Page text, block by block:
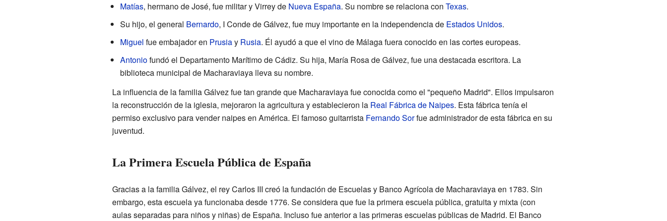
Matías, hermano de José, fue militar y Virrey de Nueva España. Su nombre se relaciona con Texas.
Su hijo, el general Bernardo, I Conde de Gálvez, fue muy importante en la independencia de Estados Unidos.
Miguel fue embajador en Prusiay Rusia. Él ayudó a que el vino de Málaga fuera conocido en las cortes europeas.
Antoniofundó el Departamento Marítimo de Cádiz. Su hija, María Rosa de Gálvez, fue una destacada escritora. La
biblioteca municipal de Macharaviaya lleva su nombre.
La influencia de la familia Gálvez fue tan grande que Macharaviaya fue conocida como el "pequeño Madrid". Ellos impulsaron
la reconstrucción de la iglesia, mejoraron la agricultura y establecieron la Real Fábrica de Naipes. Esta fábrica tenía el
permiso exclusivo para vender naipes en América. El famoso guitarrista Fernando Sorfue administrador de esta fábrica en su
juventud.
La Primera Escuela Pública de España
Gracias a la familia Gálvez, el rey Carlos III creó la fundación de Escuelas y Banco Agrícola de Macharaviaya en 1783. Sin
embargo, esta escuela ya funcionaba desde 1776. Se considera que fue la primera escuela pública, gratuita y mixta (con
aulas separadas para niños y niñas) de España. Incluso fue anterior a las primeras escuelas públicas de Madrid. El Banco